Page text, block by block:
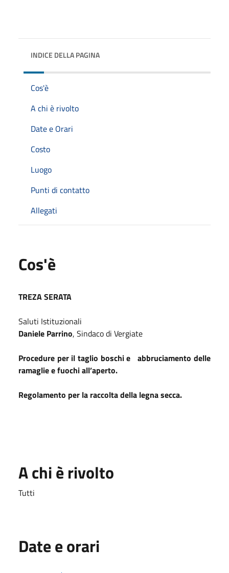
INDICE DELLA PAGINA
Cos'è
A chi è rivolto
Date e Orari
Costo
Luogo
Punti di contatto
Allegati
Cos'è
TREZA SERATA
Saluti Istituzionali
Daniele Parrino, Sindaco di Vergiate
Procedure per il taglio boschi e abbruciamento delle
ramaglie e fuochi all’aperto.
Regolamento per la raccolta della legna secca.
A chi è rivolto
Tutti
Date e orari